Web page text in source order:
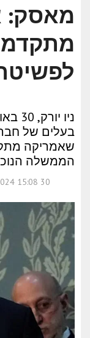
מאסק:
ניו
שאמריקה
הממשלה
30 Ağustos 2024 15:08